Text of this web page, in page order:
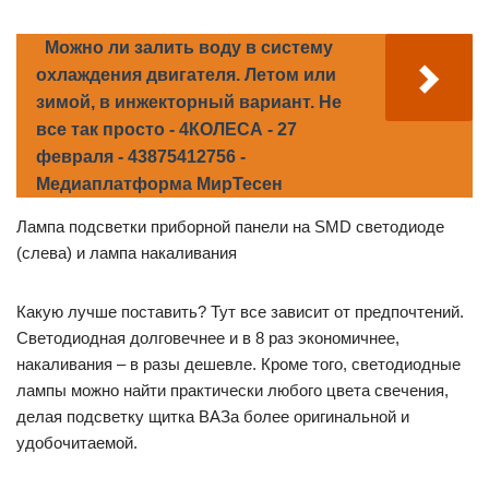
Можно ли залить воду в систему
охлаждения двигателя. Летом или
зимой, в инжекторный вариант. Не
все так просто - 4КОЛЕСА - 27
февраля - 43875412756 -
Медиаплатформа МирТесен
Лампа подсветки приборной панели на SMD светодиоде
(слева) и лампа накаливания
Какую лучше поставить? Тут все зависит от предпочтений.
Светодиодная долговечнее и в 8 раз экономичнее,
накаливания – в разы дешевле. Кроме того, светодиодные
лампы можно найти практически любого цвета свечения,
делая подсветку щитка ВАЗа более оригинальной и
удобочитаемой.